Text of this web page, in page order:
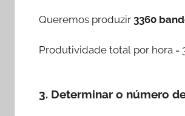
Queremos produzir 3360
Produtividade total por hora =
3. Determinar o número